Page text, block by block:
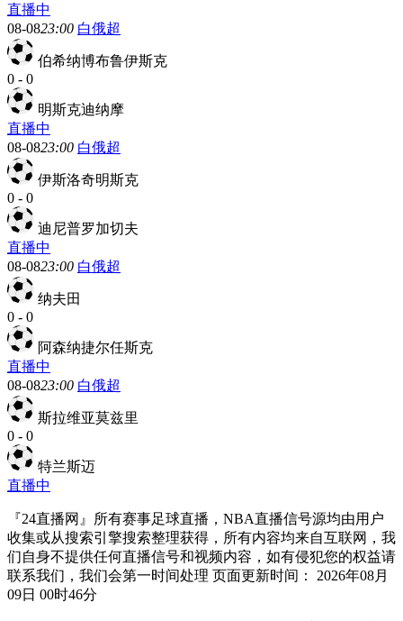
直播中
08-0823:00 白俄超
伯希纳博布鲁伊斯克
0 - 0
明斯克迪纳摩
直播中
08-0823:00 白俄超
伊斯洛奇明斯克
0 - 0
迪尼普罗加切夫
直播中
08-0823:00 白俄超
纳夫田
0 - 0
阿森纳捷尔任斯克
直播中
08-0823:00 白俄超
斯拉维亚莫兹里
0 - 0
特兰斯迈
直播中
『24直播网』所有赛事足球直播，NBA直播信号源均由用户
收集或从搜索引擎搜索整理获得，所有内容均来自互联网，我
们自身不提供任何直播信号和视频内容，如有侵犯您的权益请
联系我们，我们会第一时间处理 页面更新时间： 2026年08月
09日 00时46分